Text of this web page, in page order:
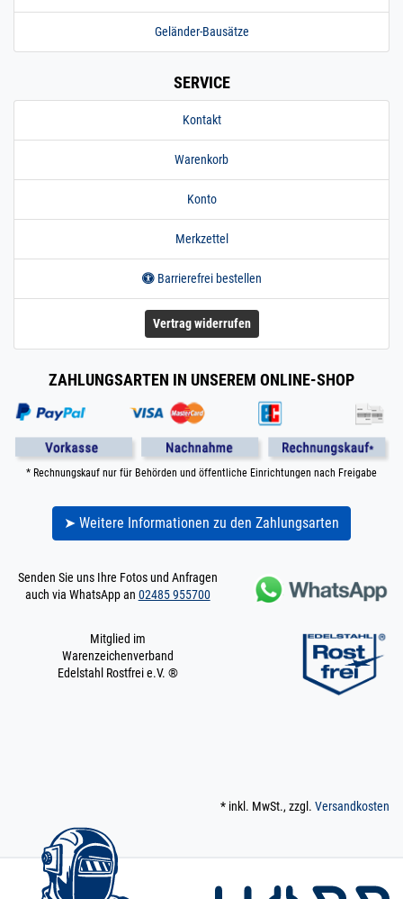
Geländer-Bausätze
SERVICE
Kontakt
Warenkorb
Konto
Merkzettel
Barrierefrei bestellen
Vertrag widerrufen
ZAHLUNGSARTEN IN UNSEREM ONLINE-SHOP
* Rechnungskauf nur für Behörden und öffentliche Einrichtungen nach Freigabe
➤ Weitere Informationen zu den Zahlungsarten
Senden Sie uns Ihre Fotos und Anfragen
auch via WhatsApp an 02485 955700
Mitglied im
Warenzeichenverband
Edelstahl Rostfrei e.V. ®
* inkl. MwSt., zzgl. Versandkosten